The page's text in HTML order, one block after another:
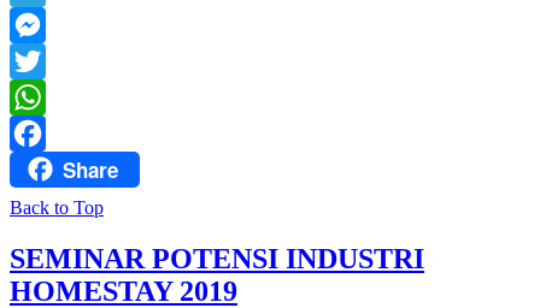
Mail
Telegram
Messenger
Twitter
WhatsApp
FacebookShare
Back to Top
SEMINAR POTENSI INDUSTRI
HOMESTAY 2019